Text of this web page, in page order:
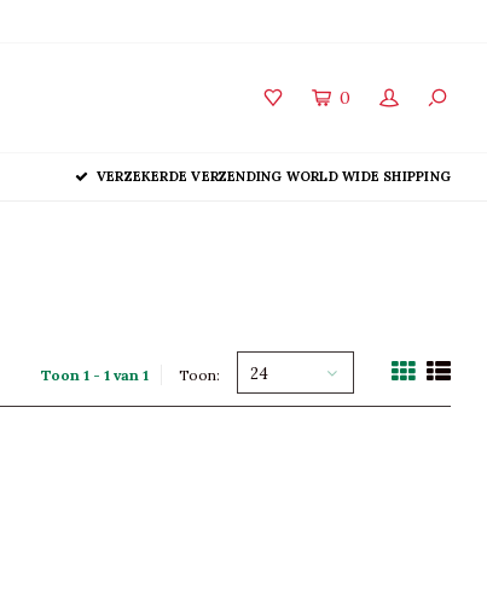
0
VERZEKERDE VERZENDING WORLD WIDE SHIPPING
Toon 1 - 1 van 1 Toon: 24